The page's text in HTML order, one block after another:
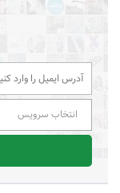
انتخاب سرویس